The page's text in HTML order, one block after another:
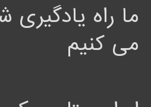
ما راه یادگیری
می کنیم